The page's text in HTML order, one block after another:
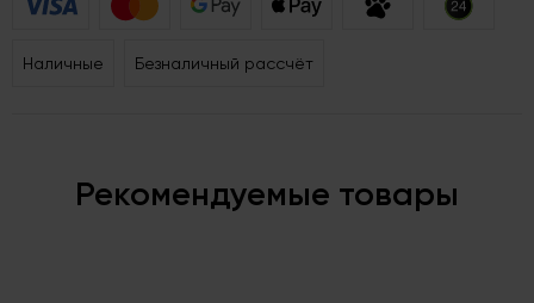
Наличные Безналичный рассчёт
Рекомендуемые товары